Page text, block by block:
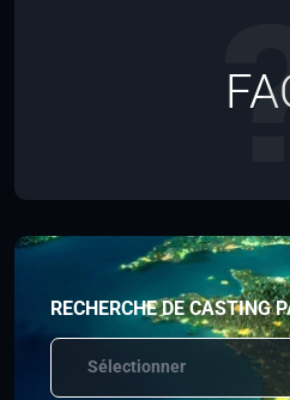
RECHERCHE DE CASTING
Sélectionner